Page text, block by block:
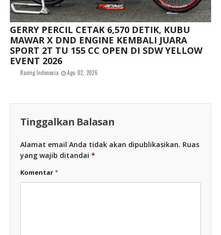
GERRY PERCIL CETAK 6,570 DETIK, KUBU
MAWAR X DND ENGINE KEMBALI JUARA
SPORT 2T TU 155 CC OPEN DI SDW YELLOW
EVENT 2026
Racing Indonesia Agu 02, 2026
Tinggalkan Balasan
Alamat email Anda tidak akan dipublikasikan. Ruas
yang wajib ditandai *
Komentar*